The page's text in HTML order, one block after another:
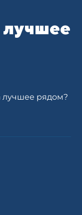
лучшее